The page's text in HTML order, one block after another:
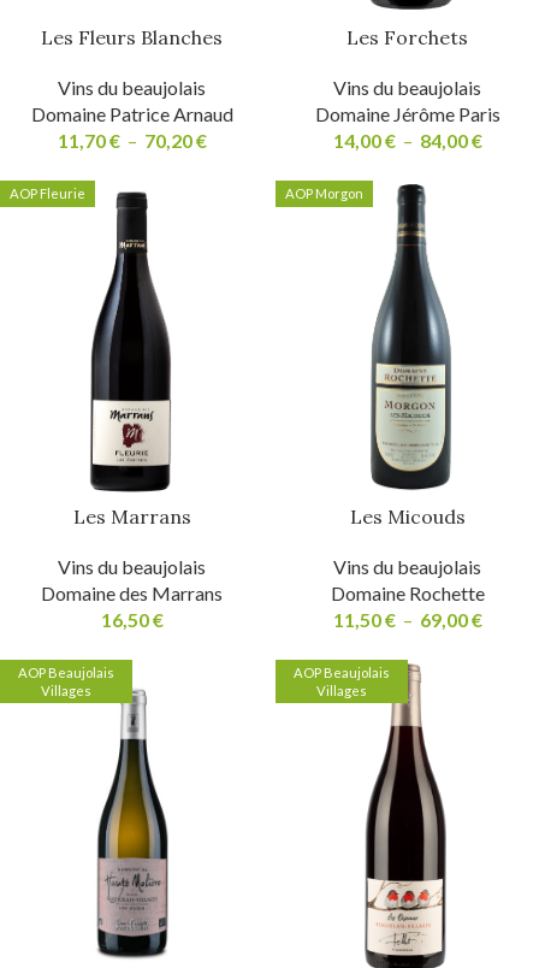
Les Fleurs Blanches
Vins du beaujolais
Domaine Patrice Arnaud
11,70€ – 70,20€
Les Forchets
Vins du beaujolais
Domaine Jérôme Paris
14,00€ – 84,00€
AOP Fleurie
Les Marrans
Vins du beaujolais
Domaine des Marrans
16,50€
AOP Morgon
Les Micouds
Vins du beaujolais
Domaine Rochette
11,50€ – 69,00€
AOP Beaujolais
Villages
AOP Beaujolais
Villages